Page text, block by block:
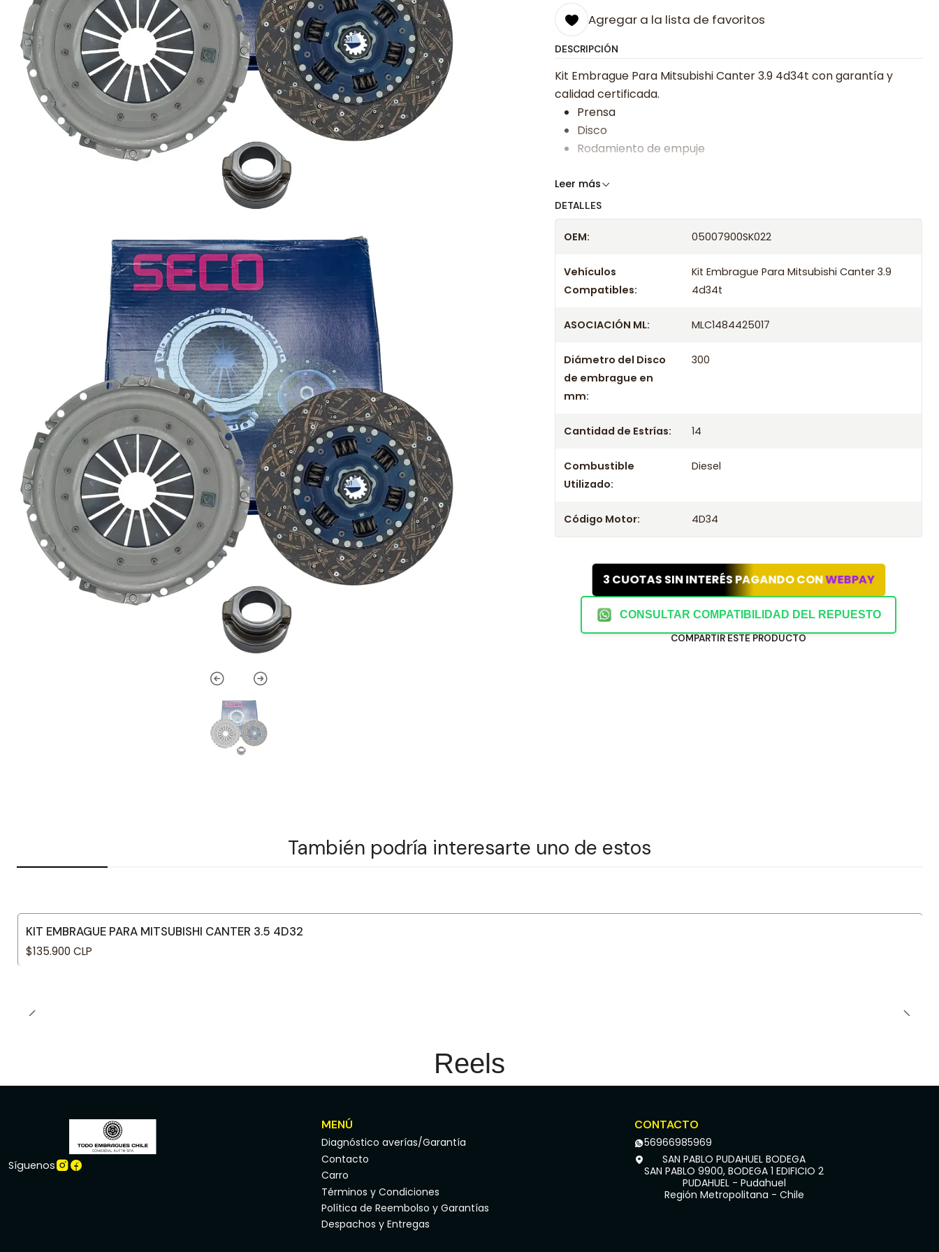
Agregar a la lista de favoritos
DESCRIPCIÓN
Kit Embrague Para Mitsubishi Canter 3.9 4d34t con garantía y
calidad certificada.
Prensa
Disco
Rodamiento de empuje
Somos especialistas en embragues desde 2019, ofreciendo precios
confirmación.
Leer más
DETALLES
OEM: 05007900SK022
Vehículos
Compatibles:
Kit Embrague Para Mitsubishi Canter 3.9
4d34t
ASOCIACIÓN ML: MLC1484425017
Diámetro del Disco
de embrague en
mm:
300
Cantidad de Estrías: 14
Combustible
Utilizado:
Diesel
Código Motor: 4D34
3 CUOTAS SIN INTERÉS PAGANDO CONWEBPAY
CONSULTAR COMPATIBILIDAD DEL REPUESTO
COMPARTIR ESTE PRODUCTO
También podría interesarte uno de estos
KIT EMBRAGUE PARA MITSUBISHI CANTER 3.5 4D32
$135.900 CLP
Reels
Síguenos
MENÚ
Diagnóstico averías/Garantía
Contacto
Carro
Términos y Condiciones
Política de Reembolso y Garantías
Despachos y Entregas
CONTACTO
56966985969
SAN PABLO PUDAHUEL BODEGA
SAN PABLO 9900, BODEGA 1 EDIFICIO 2
PUDAHUEL - Pudahuel
Región Metropolitana - Chile